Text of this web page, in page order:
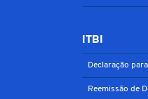
ITBI
Declaração
Reemissão de